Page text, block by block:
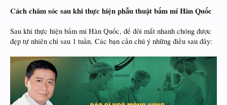
Cách chăm sóc sau khi thực hiện phẫu thuật bấm mí Hàn Quốc
Sau khi thực hiện bấm mí Hàn Quốc, để đôi mắt nhanh chóng được
đẹp tự nhiên chỉ sau 1 tuần. Các bạn cần chú ý những điều sau đây: